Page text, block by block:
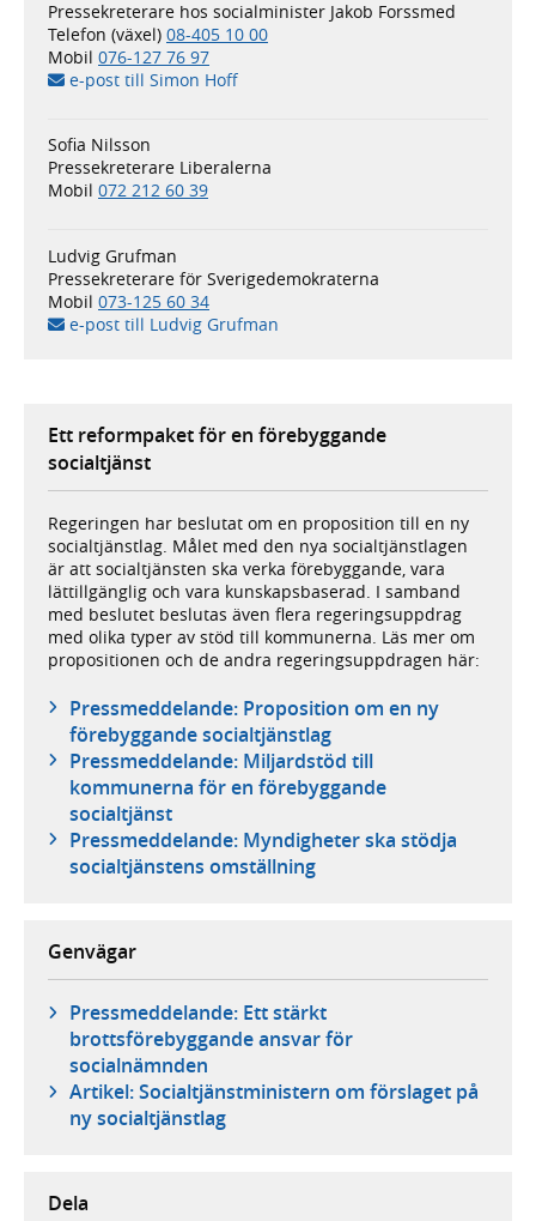
Pressekreterare hos socialminister Jakob Forssmed
Telefon (växel) 08-405 10 00
Mobil 076-127 76 97
e-post till Simon Hoff
Sofia Nilsson
Pressekreterare Liberalerna
Mobil 072 212 60 39
Ludvig Grufman
Pressekreterare för Sverigedemokraterna
Mobil 073-125 60 34
e-post till Ludvig Grufman
Ett reformpaket för en förebyggande
socialtjänst
Regeringen har beslutat om en proposition till en ny
socialtjänstlag. Målet med den nya socialtjänstlagen
är att socialtjänsten ska verka förebyggande, vara
lättillgänglig och vara kunskapsbaserad. I samband
med beslutet beslutas även flera regeringsuppdrag
med olika typer av stöd till kommunerna. Läs mer om
propositionen och de andra regeringsuppdragen här:
Pressmeddelande: Proposition om en ny
förebyggande socialtjänstlag
Pressmeddelande: Miljardstöd till
kommunerna för en förebyggande
socialtjänst
Pressmeddelande: Myndigheter ska stödja
socialtjänstens omställning
Genvägar
Pressmeddelande: Ett stärkt
brottsförebyggande ansvar för
socialnämnden
Artikel: Socialtjänstministern om förslaget på
ny socialtjänstlag
Dela